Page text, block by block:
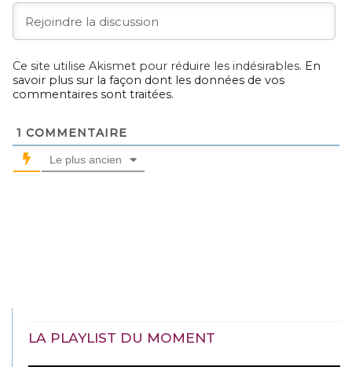
Ce site utilise Akismet pour réduire les indésirables. En
savoir plus sur la façon dont les données de vos
commentaires sont traitées.
1 COMMENTAIRE
Le plus ancien
LA PLAYLIST DU MOMENT